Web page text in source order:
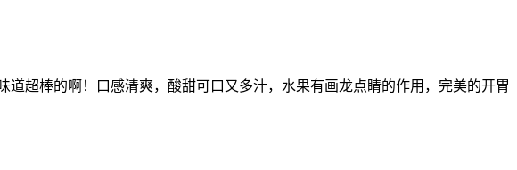
超棒的啊！口感清爽，酸甜可口又多汁，水果有画龙点睛的作用，完美的开胃